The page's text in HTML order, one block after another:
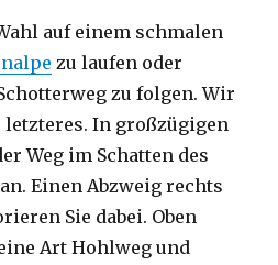
auf einem schmalen
zu laufen oder
zu folgen. Wir
In großzügigen
Weg im Schatten des
Einen Abzweig rechts
Sie dabei. Oben
Art Hohlweg und